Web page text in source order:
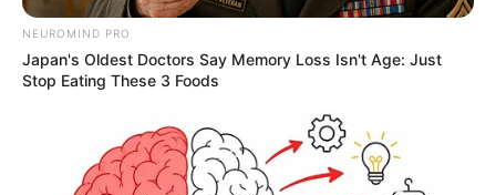
NEUROMIND PRO
Japan's Oldest Doctors Say Memory Loss Isn't Age: Just
Stop Eating These 3 Foods